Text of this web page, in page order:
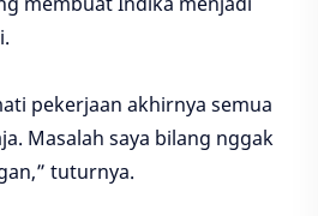
pekerjaan akhirnya semua
Masalah saya bilang nggak
tuturnya.